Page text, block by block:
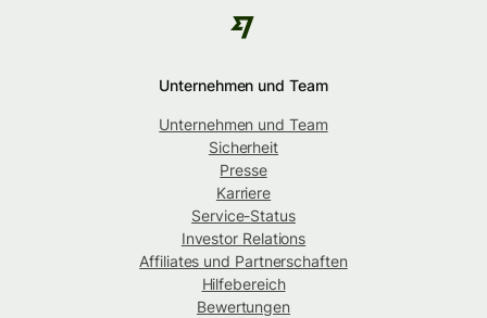
Unternehmen und Team
Unternehmen und Team
Sicherheit
Presse
Karriere
Service-Status
Investor Relations
Affiliates und Partnerschaften
Hilfebereich
Bewertungen